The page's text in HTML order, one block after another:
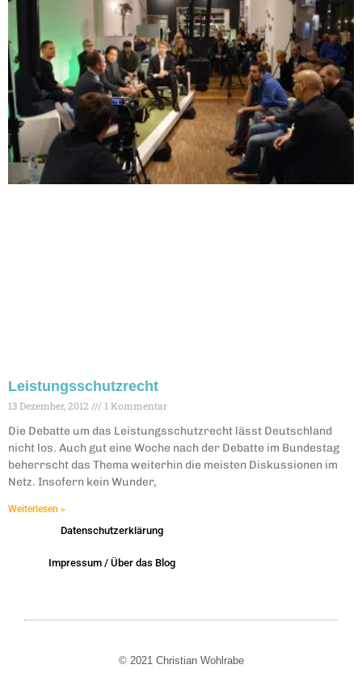
Leistungsschutzrecht
13 Dezember, 2012 1 Kommentar
Die Debatte um das Leistungsschutzrecht lässt Deutschland
nicht los. Auch gut eine Woche nach der Debatte im Bundestag
beherrscht das Thema weiterhin die meisten Diskussionen im
Netz. Insofern kein Wunder,
Weiterlesen »
Datenschutzerklärung
Impressum / Über das Blog
© 2021 Christian Wohlrabe